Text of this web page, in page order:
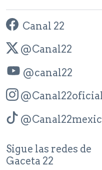
Canal 22
@Canal22
@canal22
Sigue las redes de
Gaceta 22